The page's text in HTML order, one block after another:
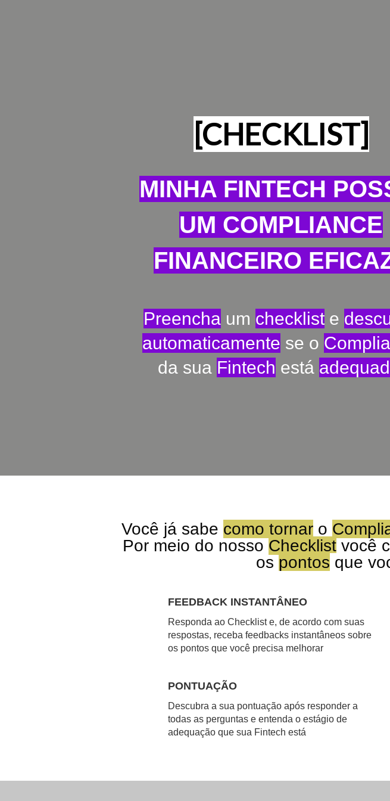
[CHECKLIST]
MINHA FINTECH
UM COMPLIANCE
FINANCEIRO
Preencha um checklist e
automaticamente se o
da sua Fintech está
Você já sabe como tornar o
Por meio do nosso Checklistvocê
os pontos que
FEEDBACK INSTANTÂNEO
Responda ao Checklist e, de acordo com suas
respostas, receba feedbacks instantâneos sobre
os pontos que você precisa melhorar
PONTUAÇÃO
Descubra a sua pontuação após responder a
todas as perguntas e entenda o estágio de
adequação que sua Fintech está